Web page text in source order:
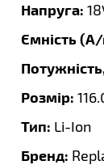
Напруга:
Ємність
Розмір:
Тип: Li-Ion
Бренд: